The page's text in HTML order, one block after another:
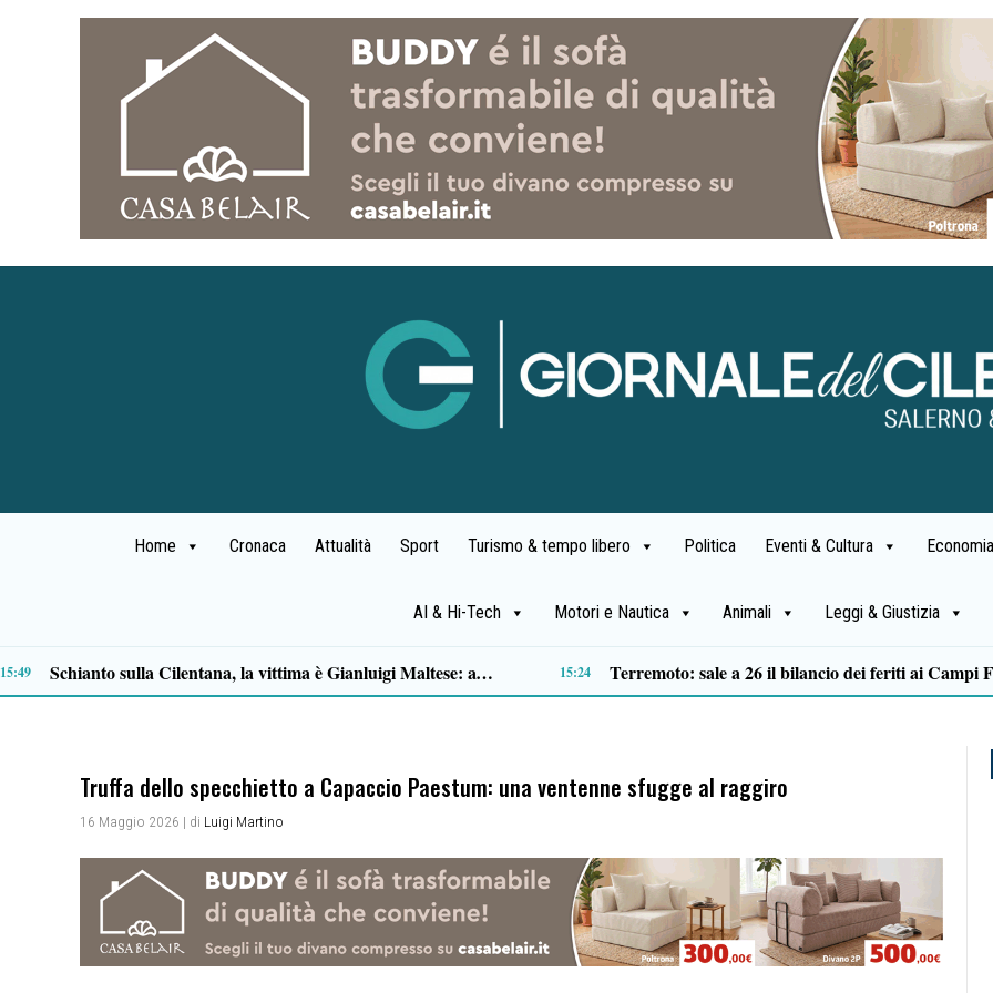
Home Cronaca Attualità Sport Turismo & tempo libero Politica Eventi & Cultura
AI & Hi-Tech Motori e Nautica Animali Leggi & Giustizia
Passaporti alle Poste: oltre 256 mila richieste gestite. Boom nei piccoli comuni 11:55 Stile di vita sano e corretta alimentazione: Fruit & salad on the beach continua il tour nel salernitano 11:34
Truffa dello specchietto a Capaccio Paestum: una ventenne sfugge al raggiro
16 Maggio 2026 | di Luigi Martino